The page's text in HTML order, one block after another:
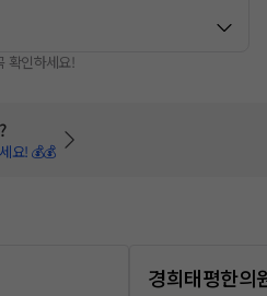
확인하세요!
요! 💰💰
경희태평한의